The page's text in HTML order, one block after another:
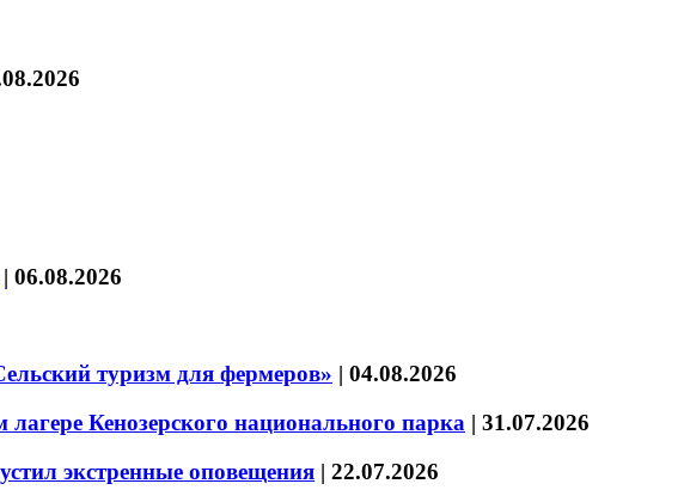
| 06.08.2026
туризм для фермеров» | 04.08.2026
Кенозерского национального парка | 31.07.2026
экстренные оповещения | 22.07.2026